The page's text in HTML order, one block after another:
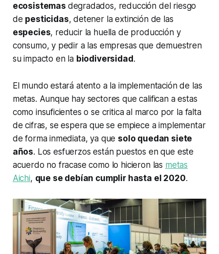
ecosistemas degradados, reducción del riesgo
de pesticidas, detener la extinción de las
especies, reducir la huella de producción y
consumo, y pedir a las empresas que demuestren
su impacto en la biodiversidad.
El mundo estará atento a la implementación de las
metas. Aunque hay sectores que califican a estas
como insuficientes o se critica al marco por la falta
de cifras, se espera que se empiece a implementar
de forma inmediata, ya que solo quedan siete
años. Los esfuerzos están puestos en que este
acuerdo no fracase como lo hicieron las metas
Aichi, que se debían cumplir hasta el 2020.